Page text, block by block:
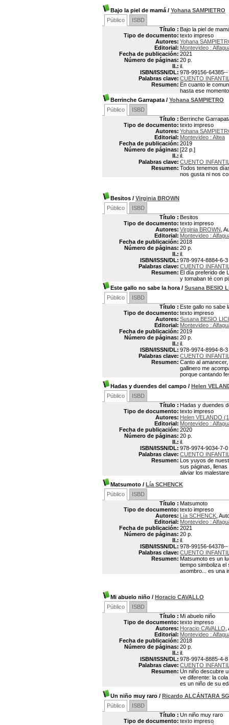
Bajo la piel de mamá / Yohana SAMPIETRO
Público
ISBD
Título : Bajo la piel de
Tipo de documento: texto impreso
Autores: Yohana
Editorial: Montevideo :
Fecha de publicación: 2021
Número de páginas: 20 p.
Il.: il.
ISBN/ISSN/DL: 978-99156-64385--
Palabras clave: CUENTO
Resumen: En cuanto le
hasta ese
Berrinche Garrapata / Yohana SAMPIETRO
Público
ISBD
Título : Berrinche
Tipo de documento: texto impreso
Autores: Yohana
Editorial: Montevideo : Altea
Fecha de publicación: 2019
Número de páginas: [22 p.]
Il.: il.
Palabras clave: CUENTO
Resumen: Todos tenemos
nos gusta ni nos
Besitos / Virginia BROWN
Público
ISBD
Título : Besitos
Tipo de documento: texto impreso
Autores: Virginia BROWN ,
Editorial: Montevideo :
Fecha de publicación: 2018
Número de páginas: 20 p.
Il.: il.
ISBN/ISSN/DL: 978-9974-8884-6-3
Palabras clave: CUENTO
Resumen: El día preferido de
y tomaban té con
Este gallo no sabe la hora / Susana BESIO
Público
ISBD
Título : Este gallo no sabe
Tipo de documento: texto impreso
Autores: Susana BESIO
Editorial: Montevideo :
Fecha de publicación: 2019
Número de páginas: 20 p.
Il.: il.
ISBN/ISSN/DL: 978-9974-8994-8-3
Palabras clave: CUENTO
Resumen: Canto al
gallinero me
porque cantando
Hadas y duendes del campo / Helen
Público
ISBD
Título : Hadas y duendes
Tipo de documento: texto impreso
Autores: Helen VELANDO
Editorial: Montevideo :
Fecha de publicación: 2020
Número de páginas: 20 p.
Il.: il.
ISBN/ISSN/DL: 978-9974-9034-7-0
Palabras clave: CUENTO
Resumen: Los yuyos de
sus páginas,
aliviar los
Matsumoto / Lía SCHENCK
Público
ISBD
Título : Matsumoto
Tipo de documento: texto impreso
Autores: Lía SCHENCK ,
Editorial: Montevideo :
Fecha de publicación: 2021
Número de páginas: 20 p.
Il.: il.
ISBN/ISSN/DL: 978-99156-64378--
Palabras clave: CUENTO
Resumen: Matsumoto es un
tiempo simboliza
asombro... es una
Mi abuelo niño / Horacio CAVALLO
Público
ISBD
Título : Mi abuelo niño
Tipo de documento: texto impreso
Autores: Horacio CAVALLO
Editorial: Montevideo :
Fecha de publicación: 2018
Número de páginas: 20 p.
Il.: il.
ISBN/ISSN/DL: 978-9974-8885-4-8
Palabras clave: CUENTO
Resumen: Un niño descubre
ve diferente: la
es un niño de su
Un niño muy raro / Ricardo ALCÁNTARA
Público
ISBD
Título : Un niño muy raro
Tipo de documento: texto impreso